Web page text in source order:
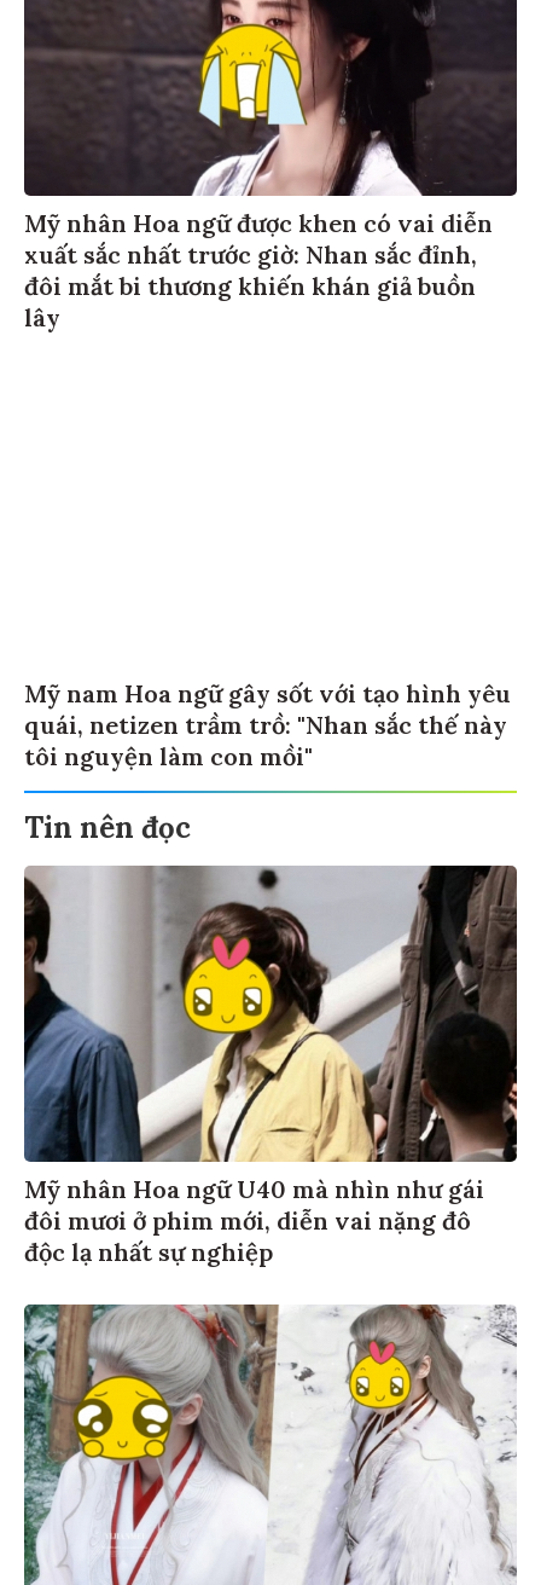
Mỹ nhân Hoa ngữ được khen có vai diễn
xuất sắc nhất trước giờ: Nhan sắc đỉnh,
đôi mắt bi thương khiến khán giả buồn
lây
Mỹ nam Hoa ngữ gây sốt với tạo hình yêu
quái, netizen trầm trồ: "Nhan sắc thế này
tôi nguyện làm con mồi"
Tin nên đọc
Mỹ nhân Hoa ngữ U40 mà nhìn như gái
đôi mươi ở phim mới, diễn vai nặng đô
độc lạ nhất sự nghiệp